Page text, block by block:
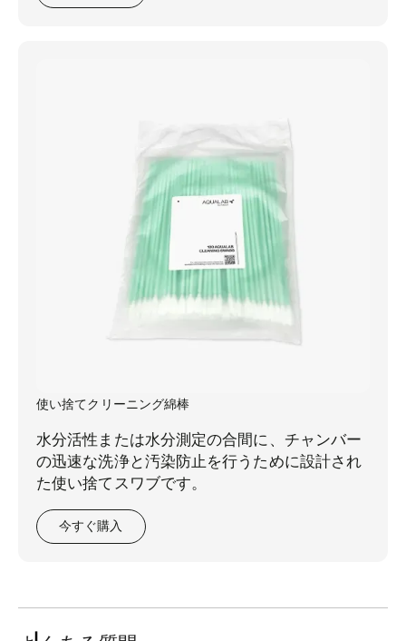
使い捨てクリーニング綿棒
水分活性または水分測定の合間に、チャンバー
の迅速な洗浄と汚染防止を行うために設計され
た使い捨てスワブです。
今すぐ購入